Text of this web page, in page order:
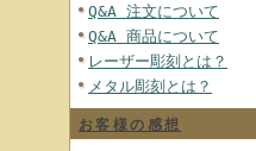
Q&A 注文について
Q&A 商品について
レーザー彫刻とは？
メタル彫刻とは？
お客様の感想